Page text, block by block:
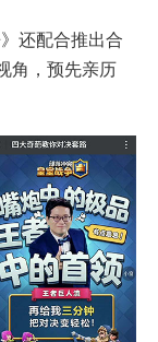
还配合推出合
角，预先亲历